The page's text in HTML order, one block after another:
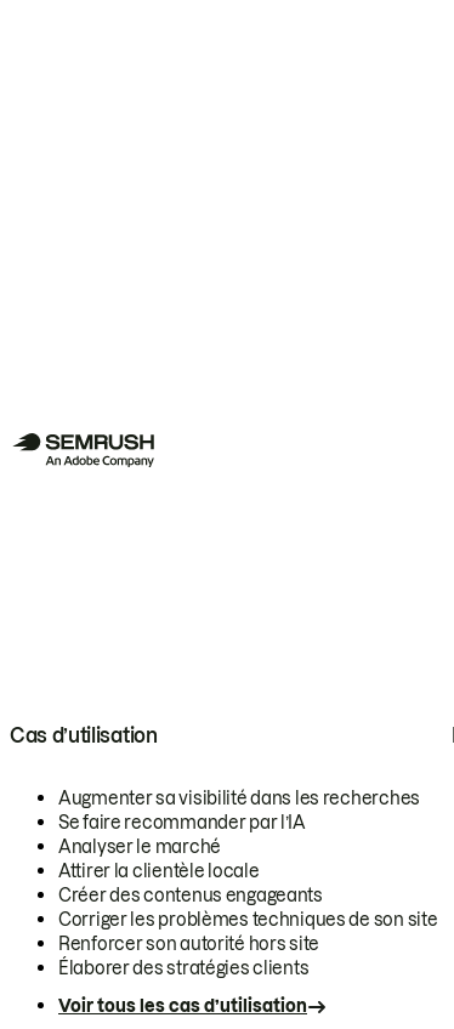
Cas d’utilisation
Augmenter sa visibilité dans les recherches
Se faire recommander par l’IA
Analyser le marché
Attirer la clientèle locale
Créer des contenus engageants
Corriger les problèmes techniques de son site
Renforcer son autorité hors site
Élaborer des stratégies clients
Voir tous les cas d’utilisation